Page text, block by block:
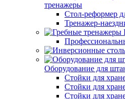
тренажеры
Стол-реформер
Тренажер-
Оборудование для
Стойки для
Стойки для
Стойки для